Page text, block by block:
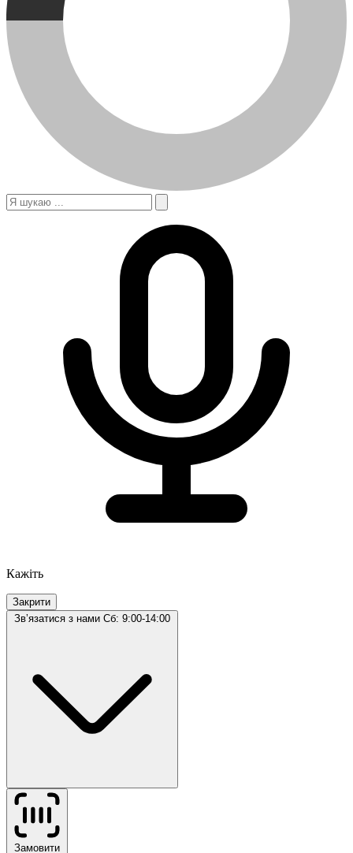
Кажіть
Закрити
Звʼязатися з нами Сб: 9:00-14:00
Замовити